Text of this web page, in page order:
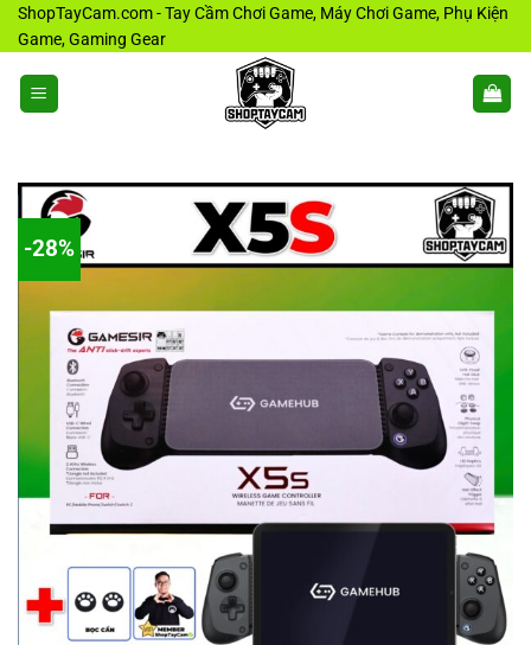
Bỏ
qua
nội
dung
ShopTayCam.com - Tay Cầm Chơi Game, Máy Chơi Game, Phụ Kiện
Game, Gaming Gear
-28%